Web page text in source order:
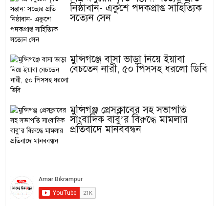
নিষ্ঠাবান- একুশে পদকপ্রাপ্ত সাহিত্যিক
সত্যেন সেন
মুন্সিগঞ্জে বাসা ভাড়া নিয়ে ইয়াবা
বেচতেন নারী, ৫০ পিসসহ ধরলো ডিবি
মুন্সিগঞ্জ প্রেসক্লাবের সহ সভাপতি
সাংবাদিক বাবু’র বিরুদ্ধে মামলার
প্রতিবাদে মানববন্ধন